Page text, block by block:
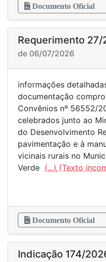
Documento Oficial
Requerimento 27/
de 06/07/2026
informações
documentação
Convênios nº 56552/
celebrados junto ao
do Desenvolvimento
pavimentação e à
vicinais rurais no
Verde (...)
Documento Oficial
Indicação 174/